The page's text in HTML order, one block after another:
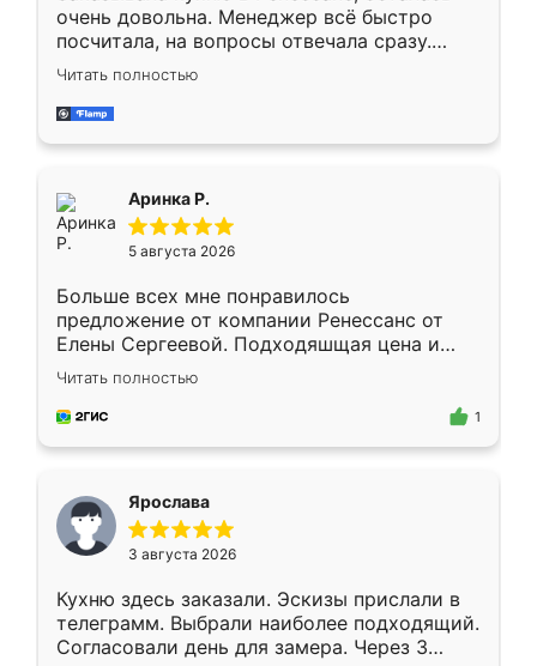
очень довольна. Менеджер всё быстро
посчитала, на вопросы отвечала сразу.
Замерщик приехал в субботу, подошёл к
делу со всей ответственностью. Собрали
за день, ребята работали аккуратно, даже
Читать полностью
Аринка Р.
5 августа 2026
Больше всех мне понравилось
предложение от компании Ренессанс от
Елены Сергеевой. Подходяшщая цена и
короткие сроки изготовления. Приехавший
для замера сотрудник Владислав
предложил по моему эскизу самый
Читать полностью
1
Ярослава
3 августа 2026
Кухню здесь заказали. Эскизы прислали в
телеграмм. Выбрали наиболее подходящий.
Согласовали день для замера. Через 3